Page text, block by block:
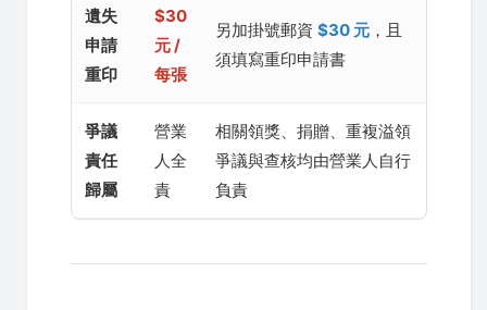
遺失
申請
重印
$30
元 /
每張
另加掛號郵資 $30 元 ，且
須填寫重印申請書
爭議
責任
歸屬
營業
人全
責
相關領獎、捐贈、重複溢領
爭議與查核均由營業人自行
負責